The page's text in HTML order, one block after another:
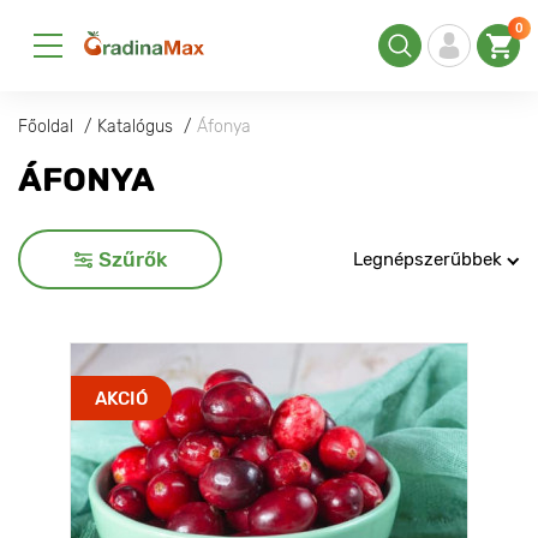
0
Főoldal Katalógus Áfonya
ÁFONYA
Szűrők Legnépszerűbbek
AKCIÓ